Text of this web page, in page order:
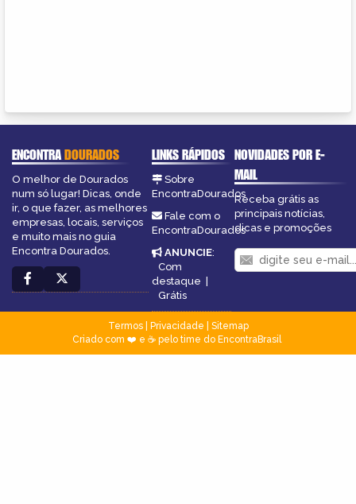
ENCONTRADOURADOS
O melhor de Dourados
num só lugar! Dicas, onde
ir, o que fazer, as melhores
empresas, locais, serviços
e muito mais no guia
Encontra Dourados.
LINKS RÁPIDOS
Sobre
EncontraDourados
Fale com o
EncontraDourados
ANUNCIE:
Com
destaque
Grátis
NOVIDADES POR E-
MAIL
Receba grátis as
principais notícias,
dicas e promoções
Termos| Privacidade
Sitemap
Criado com ❤️ e ☕ pelo time do EncontraBrasil